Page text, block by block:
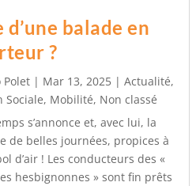
d’une balade en
?
Polet| Mar 13, 2025| Actualité,
Sociale, Mobilité, Non classé
s’annonce et, avec lui, la
de belles journées, propices à
d’air ! Les conducteurs des «
hesbignonnes » sont fin prêts